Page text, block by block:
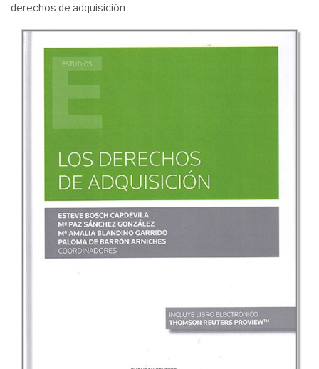
derechos de adquisición